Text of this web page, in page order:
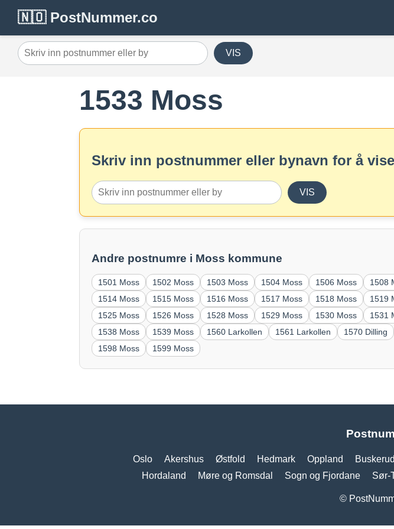
🇳🇴 PostNummer.co
VIS
1533 Moss
Skriv inn postnummer eller bynavn for å
VIS
Andre postnumre i Moss kommune
1501 Moss 1502 Moss 1503 Moss 1504 Moss 1506 Moss 1508
1514 Moss
1515 Moss 1516 Moss 1517 Moss 1518 Moss 1519
1525 Moss
1526 Moss 1528 Moss 1529 Moss 1530 Moss 1531
1538 Moss
1539 Moss 1560 Larkollen 1561 Larkollen 1570 Dilling
1598 Moss
1599 Moss
Oslo Akershus Østfold Hedmark Oppland Buskerud
Hordaland
Møre og Romsdal Sogn og Fjordane Sør-
©